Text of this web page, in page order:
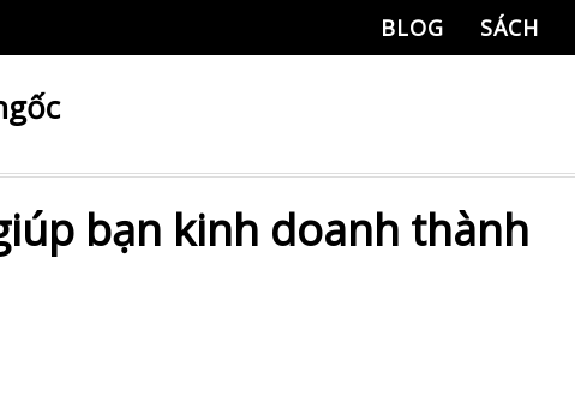
BLOG SÁCH
bạn kinh doanh thành